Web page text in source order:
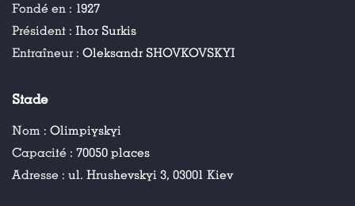
Fondé en : 1927
Président : Ihor Surkis
Entraîneur : Oleksandr SHOVKOVSKYI
Stade
Nom : Olimpiyskyi
Capacité : 70050 places
Adresse : ul. Hrushevskyi 3, 03001 Kiev